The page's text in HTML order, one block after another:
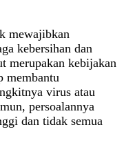
mewajibkan
kebersihan dan
merupakan kebijakan
membantu
virus atau
persoalannya
dan tidak semua